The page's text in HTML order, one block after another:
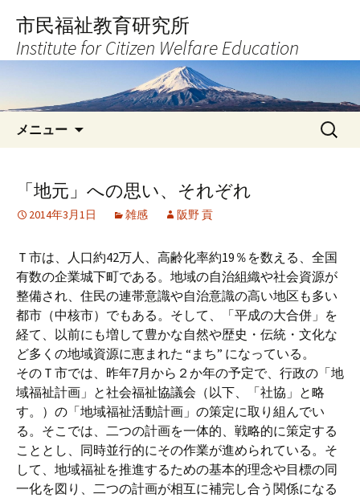
へ
キ
市民福祉教育研究所
Institute for Citizen Welfare Education
メニュー
検
索:
「地元」への思い、それぞれ
2014年3月1日 雑感 阪野 貢
Ｔ市は、人口約42万人、高齢化率約19％を数える、全国
有数の企業城下町である。地域の自治組織や社会資源が
整備され、住民の連帯意識や自治意識の高い地区も多い
都市（中核市）でもある。そして、「平成の大合併」を
経て、以前にも増して豊かな自然や歴史・伝統・文化な
ど多くの地域資源に恵まれた “まち” になっている。
そのＴ市では、昨年7月から２か年の予定で、行政の「地
域福祉計画」と社会福祉協議会（以下、「社協」と略
す。）の「地域福祉活動計画」の策定に取り組んでい
る。そこでは、二つの計画を一体的、戦略的に策定する
こととし、同時並行的にその作業が進められている。そ
して、地域福祉を推進するための基本的理念や目標の同
一化を図り、二つの計画が相互に補完し合う関係になる